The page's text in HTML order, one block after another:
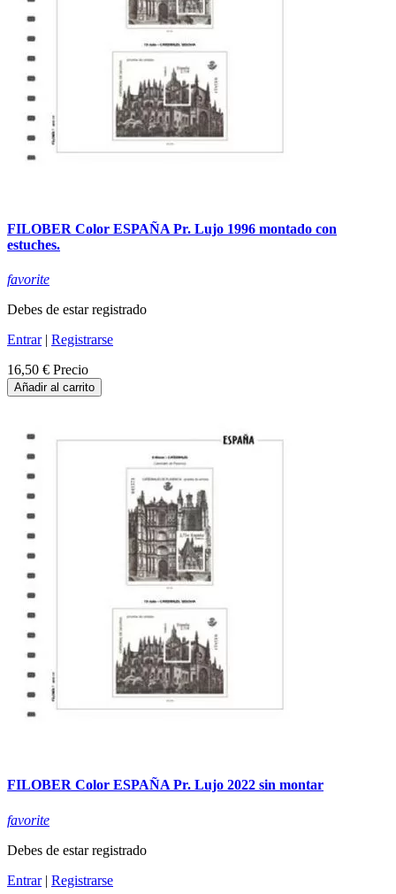
FILOBER Color ESPAÑA Pr. Lujo 1996 montado con
estuches.
favorite
Debes de estar registrado
Entrar| Registrarse
16,50 € Precio
Añadir al carrito
FILOBER Color ESPAÑA Pr. Lujo 2022 sin montar
favorite
Debes de estar registrado
Entrar| Registrarse